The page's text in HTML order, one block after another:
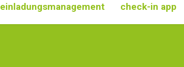
einladungsmanagement check-in app